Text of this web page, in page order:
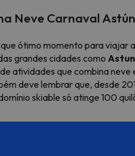
Neve Carnaval
ótimo momento para viajar
grandes cidades como Astun
atividades que combina neve
deve lembrar que, desde
skiable só atinge 100